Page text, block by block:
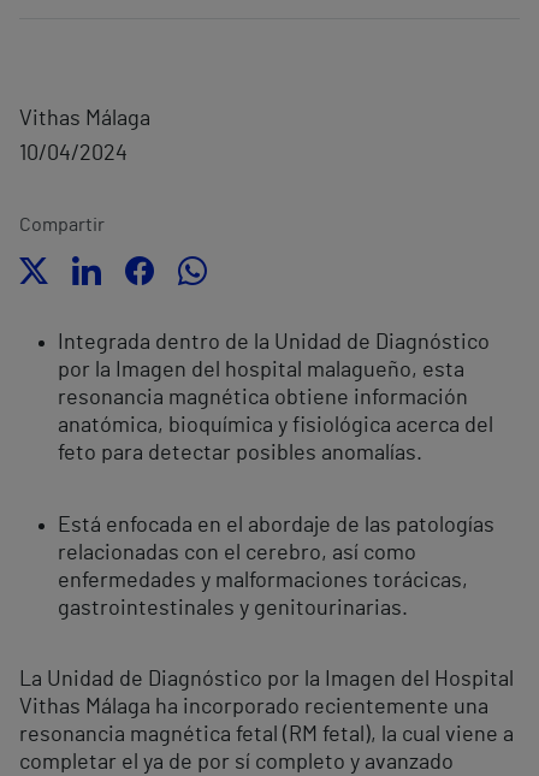
Vithas Málaga
10/04/2024
Compartir
Integrada dentro de la Unidad de Diagnóstico
por la Imagen del hospital malagueño, esta
resonancia magnética obtiene información
anatómica, bioquímica y fisiológica acerca del
feto para detectar posibles anomalías.
Está enfocada en el abordaje de las patologías
relacionadas con el cerebro, así como
enfermedades y malformaciones torácicas,
gastrointestinales y genitourinarias.
La Unidad de Diagnóstico por la Imagen del Hospital
Vithas Málaga ha incorporado recientemente una
resonancia magnética fetal (RM fetal), la cual viene a
completar el ya de por sí completo y avanzado